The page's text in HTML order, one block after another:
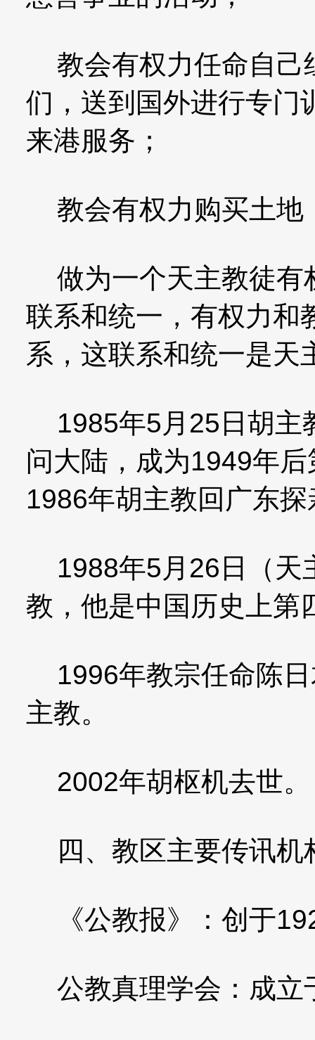
教会有权力任命自己
们，送到国外进行专门
来港服务；
教会有权力购买土地
做为一个天主教徒有
联系和统一，有权力和
系，这联系和统一是天
1985年5月25日胡主
问大陆，成为1949年
1986年胡主教回广东探
1988年5月26日（天
教，他是中国历史上第
1996年教宗任命陈日
主教。
2002年胡枢机去世。
四、教区主要传讯机
《公教报》：创于
公教真理学会：成立